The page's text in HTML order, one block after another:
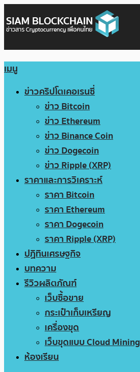
เมนู
ข่าวคริปโตเคอเรนซี่
ข่าว Bitcoin
ข่าว Ethereum
ข่าว Binance Coin
ข่าว Dogecoin
ข่าว Ripple (XRP)
ราคาและการวิเคราะห์
ราคา Bitcoin
ราคา Ethereum
ราคา Dogecoin
ราคา Ripple (XRP)
ปฏิทินเศรษฐกิจ
บทความ
รีวิวผลิตภัณฑ์
เว็บซื้อขาย
กระเป๋าเก็บเหรียญ
เครื่องขุด
เว็บขุดแบบ Cloud Mining
ห้องเรียน